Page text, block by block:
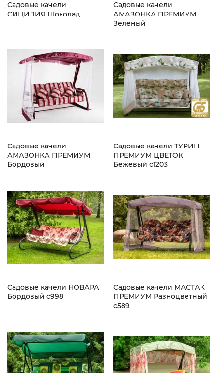
Садовые качели
СИЦИЛИЯ Шоколад
Садовые качели
АМАЗОНКА ПРЕМИУМ
Зеленый
Садовые качели
АМАЗОНКА ПРЕМИУМ
Бордовый
Садовые качели ТУРИН
ПРЕМИУМ ЦВЕТОК
Бежевый с1203
Садовые качели НОВАРА
Бордовый с998
Садовые качели МАСТАК
ПРЕМИУМ Разноцветный
с589